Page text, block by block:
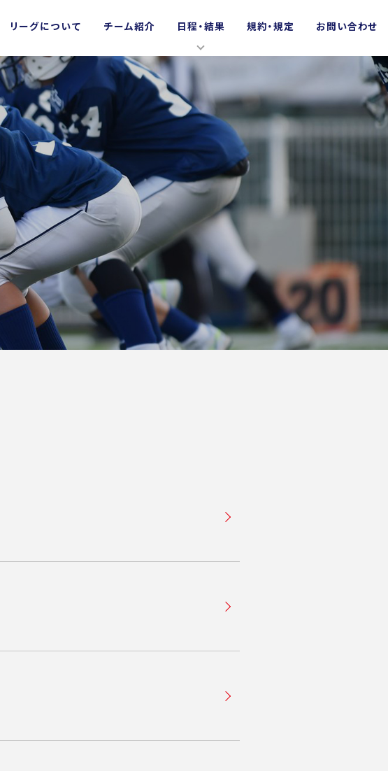
リーグについて チーム紹介 日程・結果 規約・規定 お問い合わせ